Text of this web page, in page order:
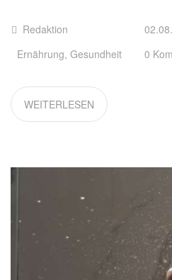
Redaktion
Ernährung, Gesundheit
0
WEITERLESEN